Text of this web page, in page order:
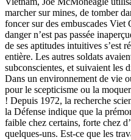
marcher sur mines, de tomber
foncer sur des embuscades Viet
danger n’est pas passée
de ses aptitudes intuitives s’est
entière. Les autres soldats
subconscientes, et suivaient les
Dans un environnement de vie
pour le scepticisme ou la
! Depuis 1972, la recherche
la Défense indique que la
faible chez certains, forte chez
quelques-uns. Est-ce que les